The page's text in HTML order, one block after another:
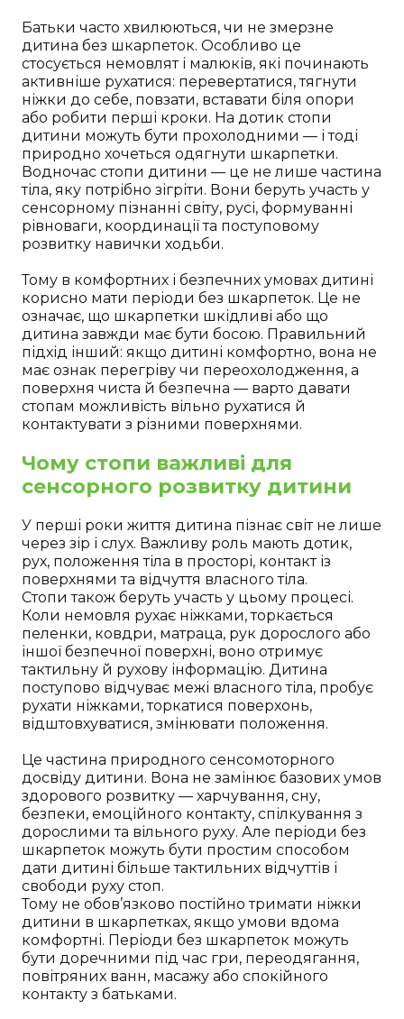
Батьки часто хвилюються, чи не змерзне
дитина без шкарпеток. Особливо це
стосується немовлят і малюків, які починають
активніше рухатися: перевертатися, тягнути
ніжки до себе, повзати, вставати біля опори
або робити перші кроки. На дотик стопи
дитини можуть бути прохолодними — і тоді
природно хочеться одягнути шкарпетки.
Водночас стопи дитини — це не лише частина
тіла, яку потрібно зігріти. Вони беруть участь у
сенсорному пізнанні світу, русі, формуванні
рівноваги, координації та поступовому
розвитку навички ходьби.
Тому в комфортних і безпечних умовах дитині
корисно мати періоди без шкарпеток. Це не
означає, що шкарпетки шкідливі або що
дитина завжди має бути босою. Правильний
підхід інший: якщо дитині комфортно, вона не
має ознак перегріву чи переохолодження, а
поверхня чиста й безпечна — варто давати
стопам можливість вільно рухатися й
контактувати з різними поверхнями.
Чому стопи важливі для
сенсорного розвитку дитини
У перші роки життя дитина пізнає світ не лише
через зір і слух. Важливу роль мають дотик,
рух, положення тіла в просторі, контакт із
поверхнями та відчуття власного тіла.
Стопи також беруть участь у цьому процесі.
Коли немовля рухає ніжками, торкається
пеленки, ковдри, матраца, рук дорослого або
іншої безпечної поверхні, воно отримує
тактильну й рухову інформацію. Дитина
поступово відчуває межі власного тіла, пробує
рухати ніжками, торкатися поверхонь,
відштовхуватися, змінювати положення.
Це частина природного сенсомоторного
досвіду дитини. Вона не замінює базових умов
здорового розвитку — харчування, сну,
безпеки, емоційного контакту, спілкування з
дорослими та вільного руху. Але періоди без
шкарпеток можуть бути простим способом
дати дитині більше тактильних відчуттів і
свободи руху стоп.
Тому не обов’язково постійно тримати ніжки
дитини в шкарпетках, якщо умови вдома
комфортні. Періоди без шкарпеток можуть
бути доречними під час гри, переодягання,
повітряних ванн, масажу або спокійного
контакту з батьками.